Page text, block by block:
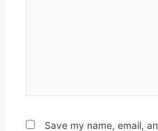
Save my name, email,